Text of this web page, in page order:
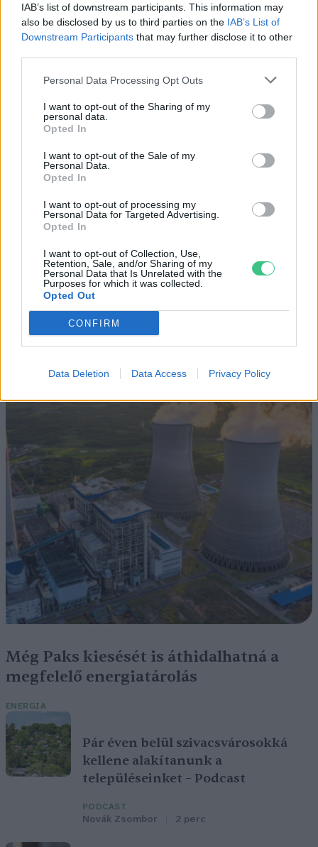
IAB’s list of downstream participants. This information may
also be disclosed by us to third parties on the IAB’s List of
Downstream Participants that may further disclose it to other
Personal Data Processing Opt Outs
I want to opt-out of the Sharing of my
personal data.
Opted In
I want to opt-out of the Sale of my
Personal Data.
Opted In
I want to opt-out of processing my
Personal Data for Targeted Advertising.
Opted In
I want to opt-out of Collection, Use,
Retention, Sale, and/or Sharing of my
Personal Data that Is Unrelated with the
Purposes for which it was collected.
Opted Out
CONFIRM
Data Deletion Data Access Privacy Policy
elektromos repülőjáratok Európában
KÖZLEKEDÉS
Történelmi aszály sújtja Nagy-
Britanniát is
mekkora a különbség az áradó és a
kiszáradó Duna között
ÉLŐ BOLYGÓNK
Még Paks kiesését is áthidalhatná a
megfelelő energiatárolás
ENERGIA
Pár éven belül szivacsvárosokká
kellene alakítanunk a
településeinket – Podcast
PODCAST
Novák Zsombor 2 perc